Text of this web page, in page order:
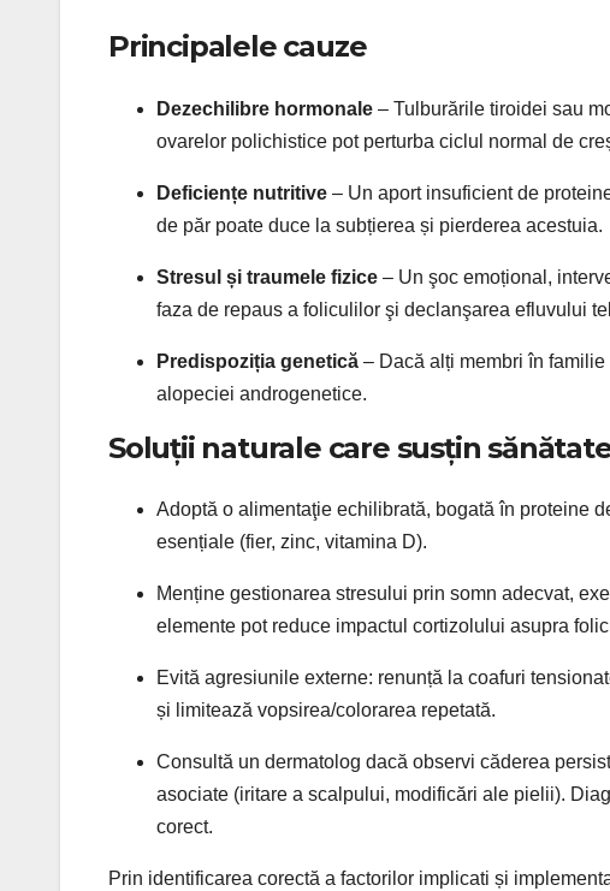
Principalele cauze
Dezechilibre hormonale – Tulburările tiroidei sau
ovarelor polichistice pot perturba ciclul normal de
Deficiențe nutritive – Un aport insuficient de
de păr poate duce la subțierea și pierderea acestuia.
Stresul și traumele fizice – Un şoc emoțional,
faza de repaus a foliculilor şi declanşarea efluvului
Predispoziția genetică – Dacă alți membri în
alopeciei androgenetice.
Soluții naturale care susțin
Adoptă o alimentaţie echilibrată, bogată în proteine
esențiale (fier, zinc, vitamina D).
Menține gestionarea stresului prin somn adecvat,
elemente pot reduce impactul cortizolului asupra
Evită agresiunile externe: renunță la coafuri
și limitează vopsirea/colorarea repetată.
Consultă un dermatolog dacă observi căderea
asociate (iritare a scalpului, modificări ale pielii).
corect.
Prin identificarea corectă a factorilor implicati și